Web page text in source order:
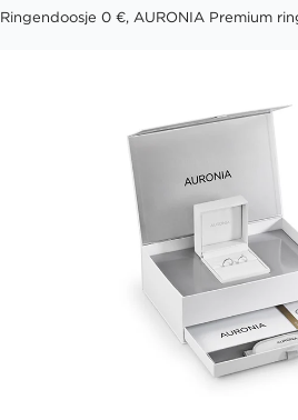
Ringendoosje 0 €, AURONIA Premium